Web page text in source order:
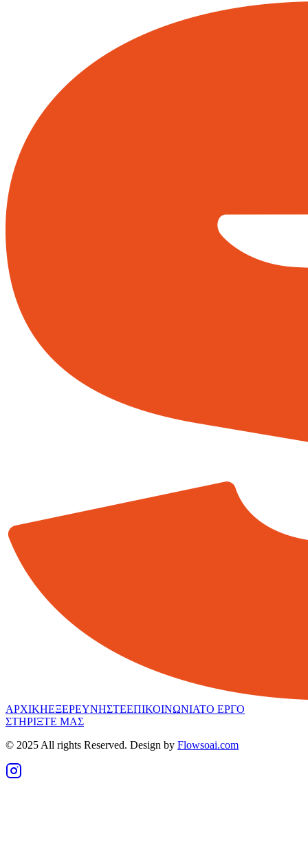
ΑΡΧΙΚΗΕΞΕΡΕΥΝΗΣΤΕΕΠΙΚΟΙΝΩΝΙΑΤΟ ΕΡΓΟ
ΣΤΗΡΙΞΤΕ ΜΑΣ
© 2025 All rights Reserved. Design by Flowsoai.com